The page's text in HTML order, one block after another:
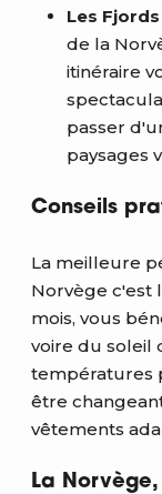
Les
de la
itinéraire
passer
paysages
Conseils
La meilleure
Norvège c'est
mois, vous
voire du soleil
températures
être
vêtements
La